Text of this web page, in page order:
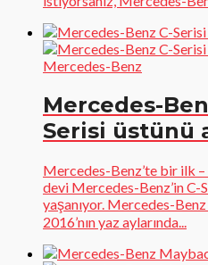
Mercedes-Benz
Mercedes-
Serisi üstünü
Mercedes-Benz’te bir ilk –
devi Mercedes-Benz’in
yaşanıyor. Mercedes-
2016’nın yaz aylarında...